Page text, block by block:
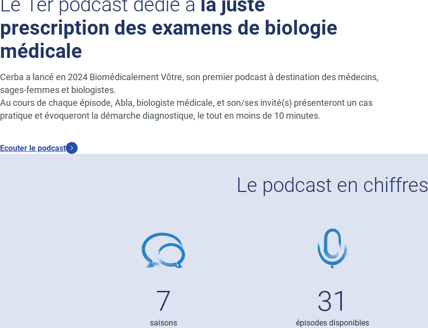
Le 1er podcast dédié à la juste
prescription des examens de biologie
médicale
Cerba a lancé en 2024 Biomédicalement Vôtre, son premier podcast à destination des médecins,
sages-femmes et biologistes.
Au cours de chaque épisode, Abla, biologiste médicale, et son/ses invité(s) présenteront un cas
pratique et évoqueront la démarche diagnostique, le tout en moins de 10 minutes.
Ecouter le podcast
Le podcast en chiffres
7
saisons
31
épisodes disponibles